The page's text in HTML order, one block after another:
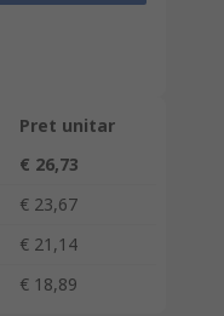
Pret unitar
€ 26,73
€ 23,67
€ 21,14
€ 18,89